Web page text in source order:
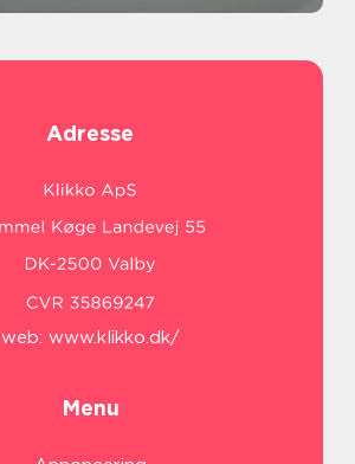
Adresse
web: www.klikko.dk/
Menu